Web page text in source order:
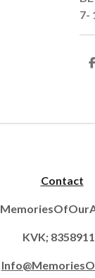
7-
D
Contact
KVK;